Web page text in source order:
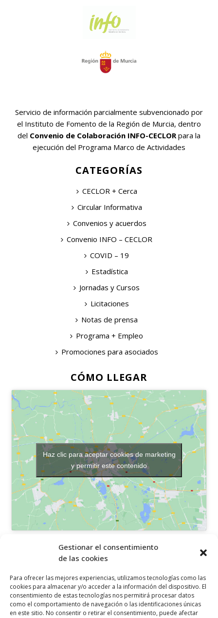
Gestionar el consentimiento
de las cookies
Para ofrecer las mejores experiencias, utilizamos tecnologías como las
cookies para almacenar y/o acceder a la información del dispositivo. El
consentimiento de estas tecnologías nos permitirá procesar datos
como el comportamiento de navegación o las identificaciones únicas
en este sitio. No consentir o retirar el consentimiento, puede afectar
Servicio de información parcialmente subvencionado por
el Instituto de Fomento de la Región de Murcia, dentro
del Convenio de Colaboración INFO-CECLOR para la
ejecución del Programa Marco de Actividades
CATEGORÍAS
CECLOR + Cerca
Circular Informativa
Convenios y acuerdos
Convenio INFO – CECLOR
COVID – 19
Estadística
Jornadas y Cursos
Licitaciones
Notas de prensa
Programa + Empleo
Promociones para asociados
CÓMO LLEGAR
Haz clic para aceptar cookies de marketing
y permitir este contenido
OTROS ENLACES
Política de cookies
Aviso legal